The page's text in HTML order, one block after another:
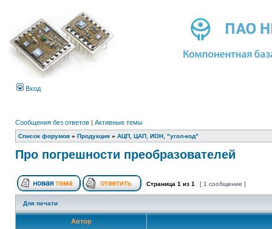
Вход
Сообщения без ответов | Активные темы
Список форумов » Продукция » АЦП, ЦАП, ИОН, "угол-код"
Про погрешности преобразователей
Страница 1 из 1 [ 1 сообщение ]
Для печати
Автор